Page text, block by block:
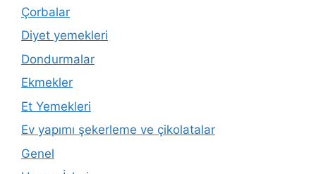
Çorbalar
Diyet yemekleri
Dondurmalar
Ekmekler
Et Yemekleri
Ev yapımı şekerleme ve çikolatalar
Genel